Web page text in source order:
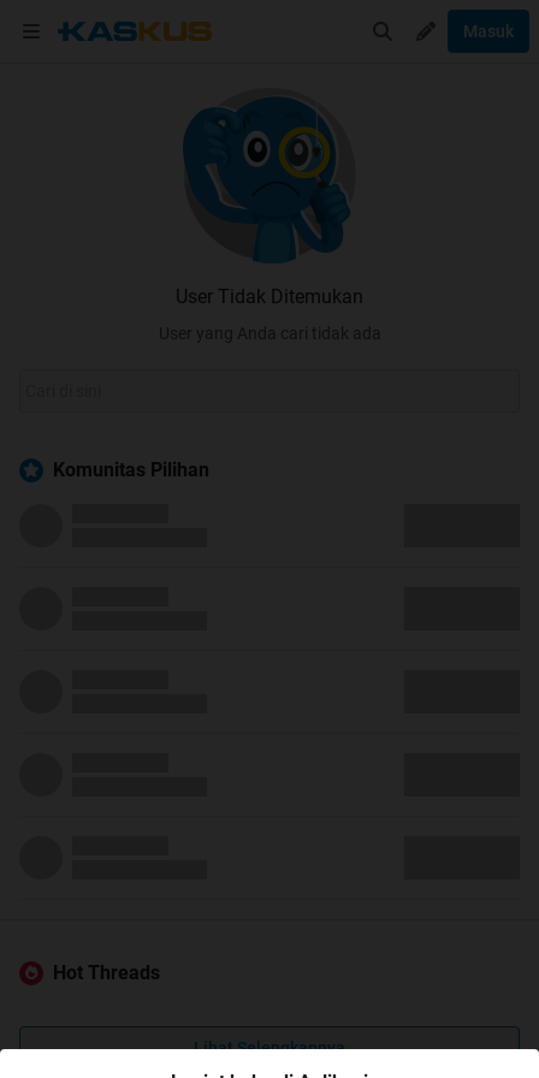
Masuk
User Tidak Ditemukan
User yang Anda cari tidak ada
Komunitas Pilihan
Hot Threads
Lihat Selengkapnya